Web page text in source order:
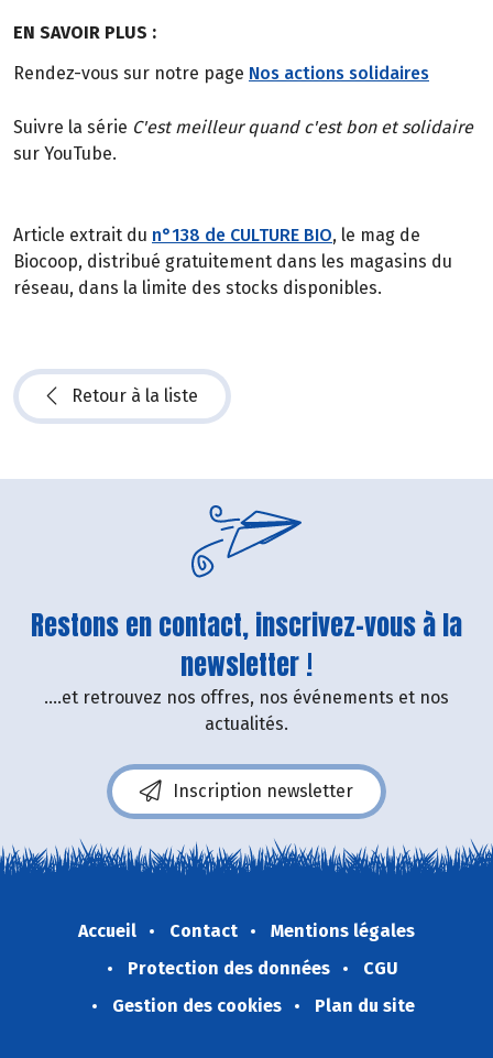
EN SAVOIR PLUS :
Rendez-vous sur notre page Nos actions solidaires
Suivre la série C'est meilleur quand c'est bon et solidaire
sur YouTube.
Article extrait du n°138 de CULTURE BIO, le mag de
Biocoop, distribué gratuitement dans les magasins du
réseau, dans la limite des stocks disponibles.
Retour à la liste
Restons en contact, inscrivez-vous à la
newsletter !
....et retrouvez nos offres, nos événements et nos
actualités.
Inscription newsletter
Accueil Contact
Mentions légales
Protection des données
CGU
Gestion des cookies
Plan du site